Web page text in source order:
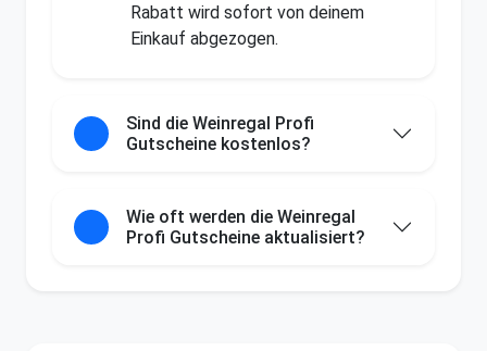
Rabatt wird sofort von deinem
Einkauf abgezogen.
Sind die Weinregal Profi
Gutscheine kostenlos?
Wie oft werden die Weinregal
Profi Gutscheine aktualisiert?